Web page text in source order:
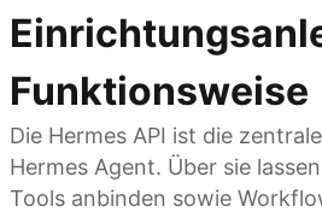
Funktionsweise
Die Hermes API ist die
Hermes Agent. Über sie
Tools anbinden sowie